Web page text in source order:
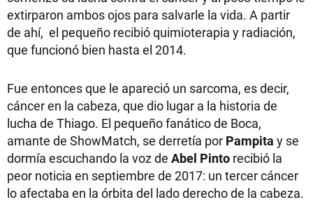
extirparon ambos ojos para salvarle la vida. A partir
de ahí, el pequeño recibió quimioterapia y radiación,
que funcionó bien hasta el 2014.
Fue entonces que le apareció un sarcoma, es decir,
cáncer en la cabeza, que dio lugar a la historia de
lucha de Thiago. El pequeño fanático de Boca,
amante de ShowMatch, se derretía por Pampita y se
dormía escuchando la voz de Abel Pinto recibió la
peor noticia en septiembre de 2017: un tercer cáncer
lo afectaba en la órbita del lado derecho de la cabeza.